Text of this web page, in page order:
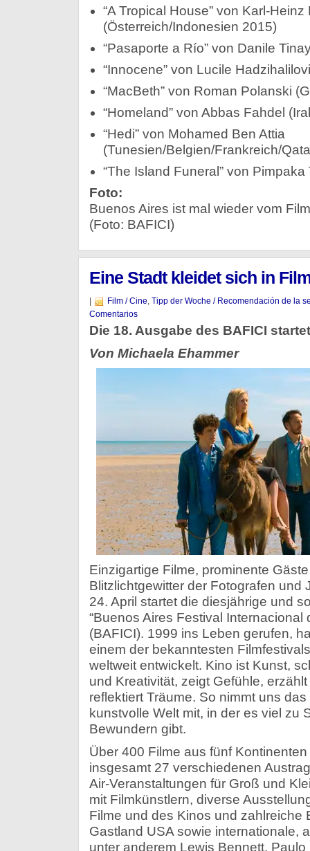
“A Tropical House” von Karl-Heinz
(Österreich/Indonesien 2015)
“Pasaporte a Río” von Danile
“Innocene” von Lucile
“MacBeth” von Roman Polanski
“Homeland” von Abbas Fahdel
“Hedi” von Mohamed Ben Attia
(Tunesien/Belgien/Frankreich/
“The Island Funeral” von
Foto:
Buenos Aires ist mal wieder vom
(Foto: BAFICI)
Eine Stadt kleidet sich in
Film / Cine, Tipp der Woche / Recomendación de la
Comentarios
Die 18. Ausgabe des BAFICI
Von Michaela Ehammer
Einzigartige Filme, prominente
Blitzlichtgewitter der Fotografen und
24. April startet die diesjährige und
“Buenos Aires Festival Internacional
(BAFICI). 1999 ins Leben gerufen,
einem der bekanntesten
weltweit entwickelt. Kino ist Kunst,
und Kreativität, zeigt Gefühle,
reflektiert Träume. So nimmt uns
kunstvolle Welt mit, in der es viel zu
Bewundern gibt.
Über 400 Filme aus fünf
insgesamt 27 verschiedenen
Air-Veranstaltungen für Groß und
mit Filmkünstlern, diverse
Filme und des Kinos und zahlreiche
Gastland USA sowie internationale,
unter anderem Lewis Bennett,